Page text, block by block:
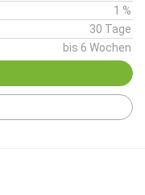
1 %
30 Tage
bis 6 Wochen